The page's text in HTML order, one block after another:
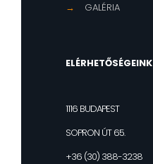
→
GALÉRIA
ELÉRHETŐSÉGEINK
1116 BUDAPEST
SOPRON ÚT 65.
+36 (30) 388-3238